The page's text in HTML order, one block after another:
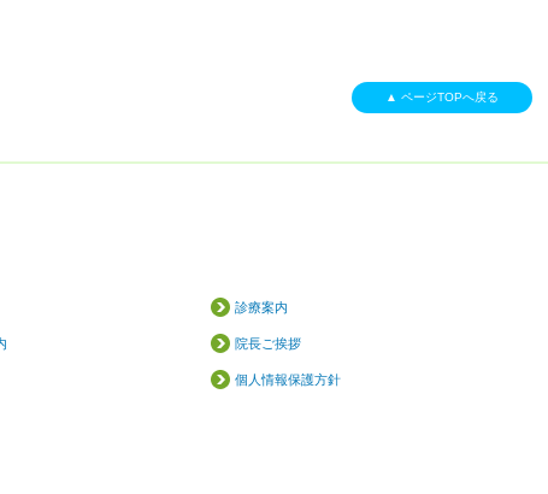
▲ ページTOPへ戻る
診療案内
院長ご挨拶
個人情報保護方針